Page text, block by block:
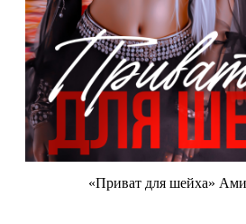
«Приват для шейха»